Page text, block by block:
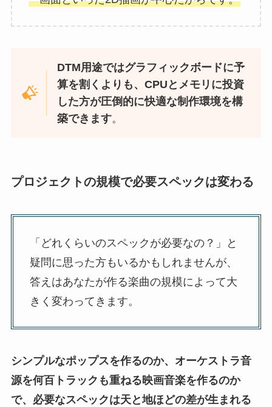
DTM用途ではグラフィックボードに予
算を割くよりも、CPUとメモリに投資
した方が圧倒的に快適な制作環境を構
築できます。
プロジェクトの規模で必要スペックは変わる
「どれくらいのスペックが必要なの？」と
疑問に思った方もいるかもしれませんが、
答えはあなたが作る楽曲の規模によって大
きく変わってきます。
シンプルなポップスを作るのか、オーケストラ音
源を何百トラックも重ねる映画音楽を作るのか
で、必要なスペックは天と地ほどの差が生まれる